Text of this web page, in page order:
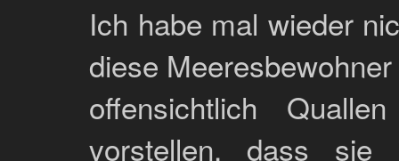
Ich habe mal wieder
diese
offensichtlich
vorstellen, dass sie